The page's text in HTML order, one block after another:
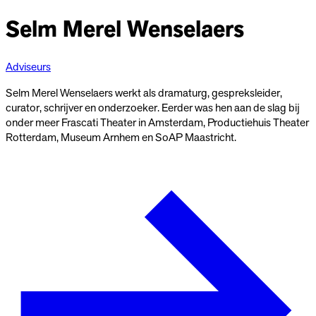
Selm Merel Wenselaers
Adviseurs
Selm Merel Wenselaers werkt als dramaturg, gespreksleider,
curator, schrijver en onderzoeker. Eerder was hen aan de slag bij
onder meer Frascati Theater in Amsterdam, Productiehuis Theater
Rotterdam, Museum Arnhem en SoAP Maastricht.